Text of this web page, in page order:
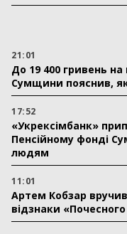
21:01
До 19 400 гривень
Сумщини пояснив,
17:52
«Укрексімбанк»
Пенсійному фонді
людям
11:01
Артем Кобзар
відзнаки